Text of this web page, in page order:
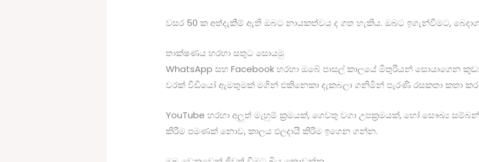
වසර 50 ක අත්දැකීම් ඇති ඔබට නායකත්වය ද ගත හැකිය. ඔබට ඉගැන්වීමට,
තාක්ෂණය හරහා සතුට සොයමු
WhatsApp සහ Facebook හරහා ඔබේ පාසල් කාලයේ මිතුරියන් සොයාගෙන
වරක් වීඩියෝ ඇමතුමක් මගින් එකිනෙකා දැකබලා ගනිමින් පැරණි රසකතා කතා
YouTube හරහා අලුත් මැහුම් ක්‍රමයක්, ගෙවතු වගා උපක්‍රමයක්, හෝ සෞඛ්‍ය
කිරීම පමණක් නොව, කාලය ඵලදායී කිරීම ඉගෙන ගන්න.